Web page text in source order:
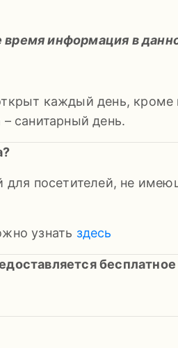
информация в
каждый день, кроме
санитарный день.
посетителей, не
узнать здесь